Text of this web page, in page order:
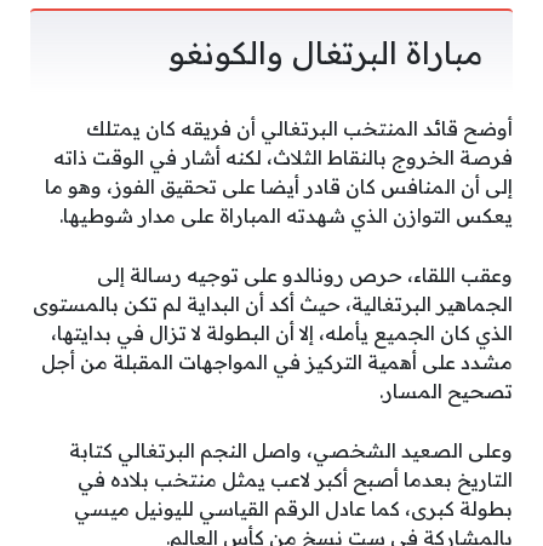
مباراة البرتغال والكونغو
أوضح قائد المنتخب البرتغالي أن فريقه كان يمتلك
فرصة الخروج بالنقاط الثلاث، لكنه أشار في الوقت ذاته
إلى أن المنافس كان قادر أيضا على تحقيق الفوز، وهو ما
يعكس التوازن الذي شهدته المباراة على مدار شوطيها.
وعقب اللقاء، حرص رونالدو على توجيه رسالة إلى
الجماهير البرتغالية، حيث أكد أن البداية لم تكن بالمستوى
الذي كان الجميع يأمله، إلا أن البطولة لا تزال في بدايتها،
مشدد على أهمية التركيز في المواجهات المقبلة من أجل
تصحيح المسار.
وعلى الصعيد الشخصي، واصل النجم البرتغالي كتابة
التاريخ بعدما أصبح أكبر لاعب يمثل منتخب بلاده في
بطولة كبرى، كما عادل الرقم القياسي لليونيل ميسي
بالمشاركة في ست نسخ من كأس العالم.